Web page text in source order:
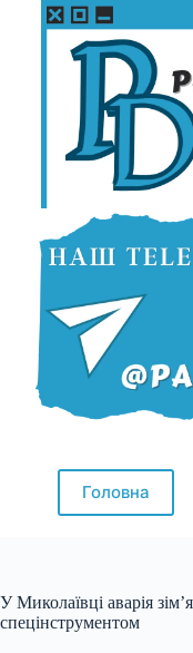
Перейти
Головна
У Миколаївці аварія
спецінструментом